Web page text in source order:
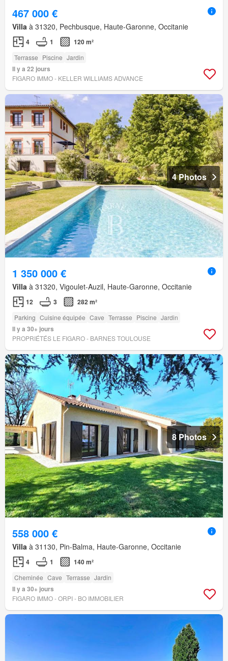
467 000 €
Villa à 31320, Pechbusque, Haute-Garonne, Occitanie
4 1 120 m²
Terrasse Piscine Jardin
Il y a 22 jours
FIGARO IMMO - KELLER WILLIAMS ADVANCE
4 Photos
1 350 000 €
Villa à 31320, Vigoulet-Auzil, Haute-Garonne, Occitanie
12 3 282 m²
Parking Cuisine équipée Cave Terrasse Piscine Jardin
Il y a 30+ jours
PROPRIÉTÉS LE FIGARO - BARNES TOULOUSE
8 Photos
558 000 €
Villa à 31130, Pin-Balma, Haute-Garonne, Occitanie
4 1 140 m²
Cheminée Cave Terrasse Jardin
Il y a 30+ jours
FIGARO IMMO - ORPI - BO IMMOBILIER